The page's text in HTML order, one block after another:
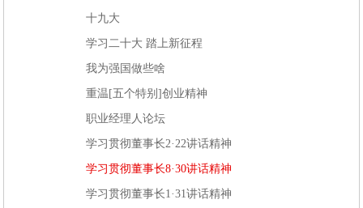
十九大
学习二十大 踏上新征程
我为强国做些啥
重温[五个特别]创业精神
职业经理人论坛
学习贯彻董事长2·22讲话精神
学习贯彻董事长8·30讲话精神
学习贯彻董事长1·31讲话精神